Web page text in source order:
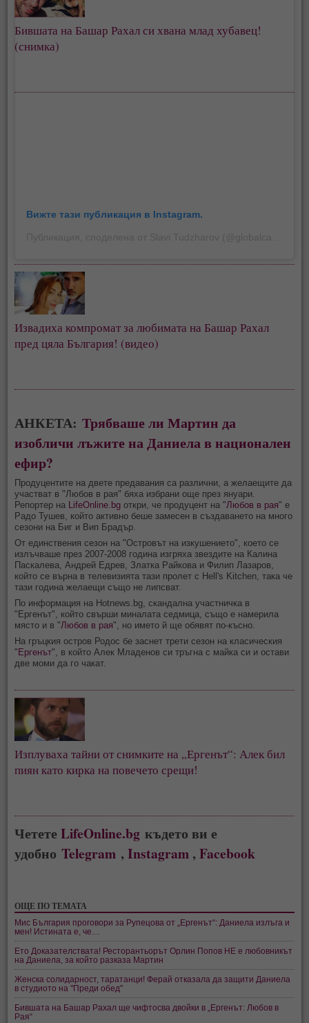
Бившата на Башар Рахал си хвана млад хубавец!
(снимка)
Вижте тази публикация в Instagram.
Извадиха компромат за любимата на Башар Рахал
пред цяла България! (видео)
АНКЕТА:Трябваше ли Мартин да
изобличи лъжите на Даниела в национален
ефир?
Продуцентите на двете предавания са различни, а желаещите да
участват в "Любов в рая" бяха избрани още през януари.
Репортер на LifeOnline.bgоткри, че продуцент на "Любов в рая" е
Радо Тушев, който активно беше замесен в създаването на много
сезони на Биг и Вип Брадър.
От единствения сезон на "Островът на изкушението", което се
излъчваше през 2007-2008 година изгряха звездите на Калина
Паскалева, Андрей Едрев, Златка Райкова и Филип Лазаров,
който се върна в телевизията тази пролет с Hell's Kitchen, така че
тази година желаещи също не липсват.
По информация на Hotnews.bg, скандална участничка в
"Ергенът", който свърши миналата седмица, също е намерила
място и в "Любов в рая", но името й ще обявят по-късно.
На гръцкия остров Родос бе заснет трети сезон на класическия
" Ергенът", в който Алек Младенов си тръгна с майка си и остави
две моми да го чакат.
Изплуваха тайни от снимките на „Ергенът“: Алек бил
пиян като кирка на повечето срещи!
ЧететеLifeOnline.bg където ви е
удобноTelegram ,Instagram ,Facebook
ОЩЕ ПО ТЕМАТА
Мис България проговори за Рупецова от „Ергенът“: Даниела излъга и
мен! Истината е, че…
Ето Доказателствата! Ресторантьорът Орлин Попов НЕ е любовникът
на Даниела, за който разказа Мартин
Женска солидарност, таратанци! Ферай отказала да защити Даниела
в студиото на "Преди обед"
Бившата на Башар Рахал ще чифтосва двойки в „Ергенът: Любов в
Рая“